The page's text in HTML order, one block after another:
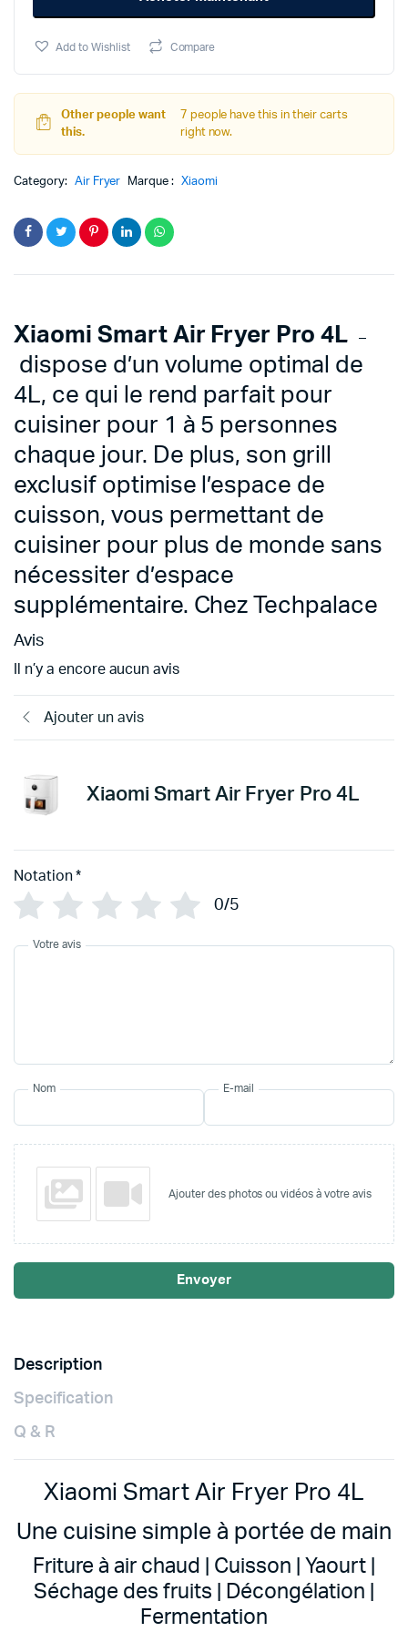
était :
1799د.م..
est :
1499د.م..
4L
Add to Wishlist Compare
Other people want
this.
7 people have this in their carts
right now.
Category: Air Fryer Marque : Xiaomi
Xiaomi Smart Air Fryer Pro 4L –
dispose d’un volume optimal de
4L, ce qui le rend parfait pour
cuisiner pour 1 à 5 personnes
chaque jour. De plus, son grill
exclusif optimise l’espace de
cuisson, vous permettant de
cuisiner pour plus de monde sans
nécessiter d’espace
supplémentaire. Chez Techpalace
Avis
Il n’y a encore aucun avis
Ajouter un avis
Xiaomi Smart Air Fryer Pro 4L
Notation *
0/5
Votre avis
Nom E-mail
Ajouter des photos ou vidéos à votre avis
Envoyer
Description
Specification
Q & R
Xiaomi Smart Air Fryer Pro 4L
Une cuisine simple à portée de main
Friture à air chaud | Cuisson | Yaourt |
Séchage des fruits | Décongélation |
Fermentation